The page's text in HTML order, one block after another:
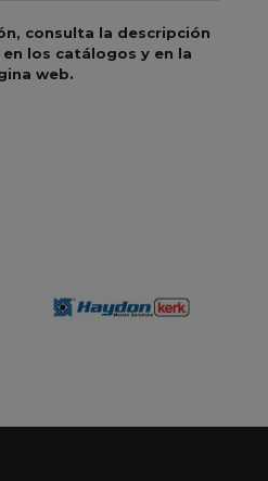
consulta la descripción
los catálogos y en la
web.